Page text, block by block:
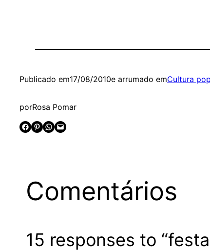
Publicado em17/08/2010e arrumado emCultura
porRosa Pomar
Share on Facebook
Share on Pinterest Share on WhatsApp Email this Page
Comentários
15 responses to